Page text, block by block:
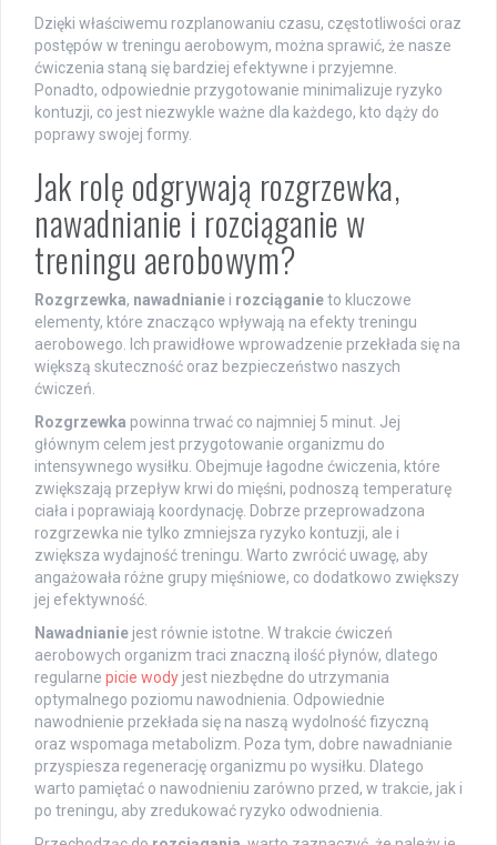
Dzięki właściwemu rozplanowaniu czasu, częstotliwości oraz
postępów w treningu aerobowym, można sprawić, że nasze
ćwiczenia staną się bardziej efektywne i przyjemne.
Ponadto, odpowiednie przygotowanie minimalizuje ryzyko
kontuzji, co jest niezwykle ważne dla każdego, kto dąży do
poprawy swojej formy.
Jak rolę odgrywają rozgrzewka,
nawadnianie i rozciąganie w
treningu aerobowym?
Rozgrzewka, nawadnianie i rozciąganieto kluczowe
elementy, które znacząco wpływają na efekty treningu
aerobowego. Ich prawidłowe wprowadzenie przekłada się na
większą skuteczność oraz bezpieczeństwo naszych
ćwiczeń.
Rozgrzewka powinna trwać co najmniej 5 minut. Jej
głównym celem jest przygotowanie organizmu do
intensywnego wysiłku. Obejmuje łagodne ćwiczenia, które
zwiększają przepływ krwi do mięśni, podnoszą temperaturę
ciała i poprawiają koordynację. Dobrze przeprowadzona
rozgrzewka nie tylko zmniejsza ryzyko kontuzji, ale i
zwiększa wydajność treningu. Warto zwrócić uwagę, aby
angażowała różne grupy mięśniowe, co dodatkowo zwiększy
jej efektywność.
Nawadnianie jest równie istotne. W trakcie ćwiczeń
aerobowych organizm traci znaczną ilość płynów, dlatego
regularne picie wody jest niezbędne do utrzymania
optymalnego poziomu nawodnienia. Odpowiednie
nawodnienie przekłada się na naszą wydolność fizyczną
oraz wspomaga metabolizm. Poza tym, dobre nawadnianie
przyspiesza regenerację organizmu po wysiłku. Dlatego
warto pamiętać o nawodnieniu zarówno przed, w trakcie, jak i
po treningu, aby zredukować ryzyko odwodnienia.